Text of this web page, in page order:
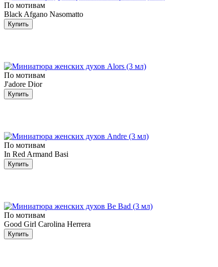
По мотивам
Black Afgano Nasomatto
Купить
По мотивам
J'adore Dior
Купить
По мотивам
In Red Armand Basi
Купить
По мотивам
Good Girl Carolina Herrera
Купить